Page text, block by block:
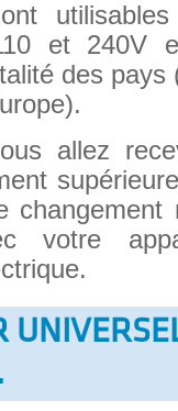
et 240V
des
allez
votre